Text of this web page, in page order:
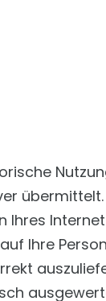
Ihre